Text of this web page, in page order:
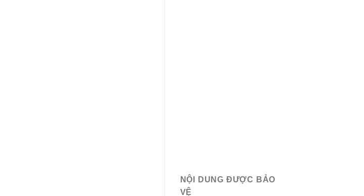
NỘI DUNG ĐƯỢC BẢO
VỆ